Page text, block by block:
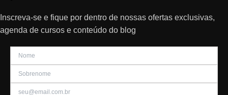
Inscreva-se e fique por dentro de nossas ofertas exclusivas,
agenda de cursos e conteúdo do blog